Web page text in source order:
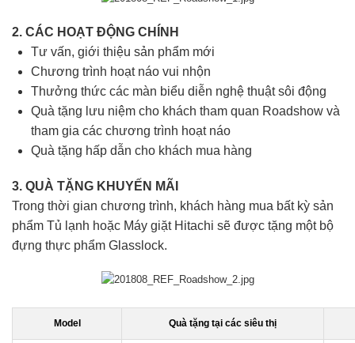
2. CÁC HOẠT ĐỘNG CHÍNH
Tư vấn, giới thiệu sản phẩm mới
Chương trình hoạt náo vui nhộn
Thưởng thức các màn biểu diễn nghệ thuật sôi động
Quà tặng lưu niệm cho khách tham quan Roadshow và
tham gia các chương trình hoạt náo
Quà tặng hấp dẫn cho khách mua hàng
3. QUÀ TẶNG KHUYẾN MÃI
Trong thời gian chương trình, khách hàng mua bất kỳ sản
phẩm Tủ lạnh hoặc Máy giặt Hitachi sẽ được tặng một bộ
đựng thực phẩm Glasslock.
Model Quà tặng tại các siêu thị